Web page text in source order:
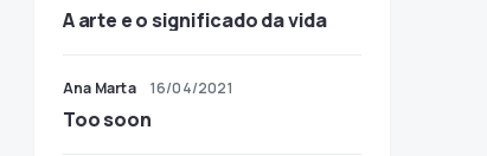
A arte e o significado da vida
Ana Marta 16/04/2021
Too soon